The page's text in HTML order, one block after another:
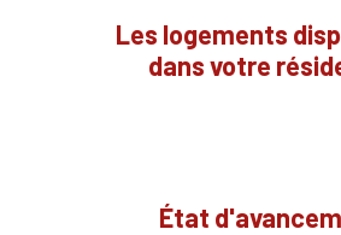
Les logements
dans votre
État